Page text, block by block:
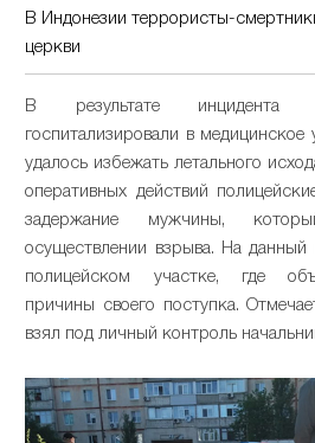
В Индонезии террористы-
церкви
В результате инцидента
госпитализировали в
удалось избежать летального
оперативных действий
задержание мужчины,
осуществлении взрыва. На
полицейском участке, где
причины своего поступка.
взял под личный контроль